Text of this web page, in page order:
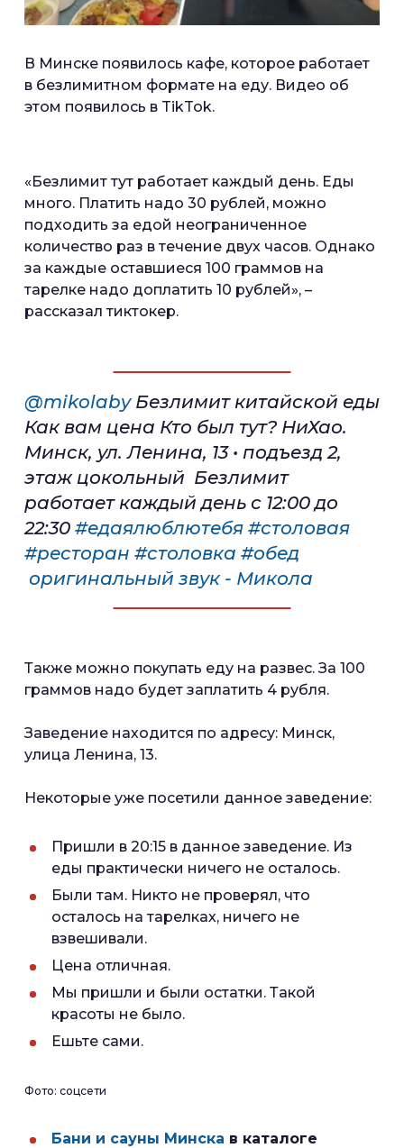
В Минске появилось кафе, которое работает
в безлимитном формате на еду. Видео об
этом появилось в TikTok.
«Безлимит тут работает каждый день. Еды
много. Платить надо 30 рублей, можно
подходить за едой неограниченное
количество раз в течение двух часов. Однако
за каждые оставшиеся 100 граммов на
тарелке надо доплатить 10 рублей», –
рассказал тиктокер.
@mikolabyБезлимит китайской еды
Как вам цена Кто был тут? НиХао.
Минск, ул. Ленина, 13 • подъезд 2,
этаж цокольный Безлимит
работает каждый день с 12:00 до
22:30 #едаялюблютебя #столовая
#ресторан #столовка #обед
оригинальный звук - Микола
Также можно покупать еду на развес. За 100
граммов надо будет заплатить 4 рубля.
Заведение находится по адресу: Минск,
улица Ленина, 13.
Некоторые уже посетили данное заведение:
Пришли в 20:15 в данное заведение. Из
еды практически ничего не осталось.
Были там. Никто не проверял, что
осталось на тарелках, ничего не
взвешивали.
Цена отличная.
Мы пришли и были остатки. Такой
красоты не было.
Ешьте сами.
Фото: соцсети
Бани и сауны Минска в каталоге